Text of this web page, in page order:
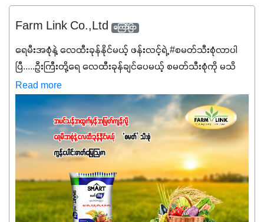
Farm Link Co.,Ltd ကြော်ငြာ
ရေမီးအစုံနဲ့ လေထီးခုန်နိုင်မယ့် ဖန်းလင့်ရဲ့ #စမတ်သီးစုံလာပါ
ပြီ.....ဦးကြီးတို့ရေ ‌လေထီးခုန်ချင်ပေမယ့် စမတ်သီးစုံကို မသိ
သေးရင်တော့ ဒီစာလေးကို ဆက်ဖတ်‌ပေးပါ #စမတ်သီးစုံဆိုတာ
အပင်တိုင်းအတွက် အဓိကအာဟာရNPK (19:7:8)နဲ့ #ဟူးမစ်
အက်စစ်တို့ အချိုးကျ ပေါင်းစပ်ထားတဲ့ ကွန်ပေါင်း
ဓာတ်မြေဩဇာဖြစ်ပါတယ်။ အဓိကအကျိုးကျေးဇူးတွေအနေနဲ့
ကတော့ နိုက်ထရိုဂျင် 19%ပါဝင်တဲ့အတွက် ကလိုရိုဖီးလ်ဖွဲ့စည်း
မှုကို အားပေးကာ သီးနှံပင်များ၏အရွက်များစိမ်းလန်းသန်စွမ်း
ပြီး အစာချက်လုပ်မှုအားကောင်းစေပါတယ်။ အပင်၏ပင်ပိုင်း
ကြီးထွားမှုကို တိုးမြင့်စေကာ အပင်သန်၍ အကြီးမြန်စေပါတယ်။
သင့်တော်တဲ့ Phosphorus 7%ပါဝင်မှုကြောင့် အပင်ရဲ့ အမြစ်
Read more